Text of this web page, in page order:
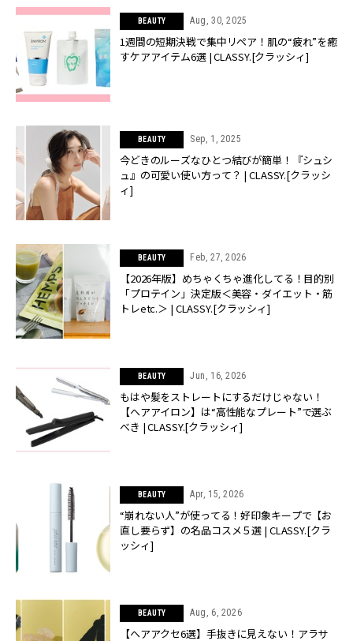
BEAUTY Aug, 30, 2025
1週間の短期決戦で集中リペア！肌の“疲れ”を癒
すケアアイテム6選 | CLASSY.[クラッシィ]
BEAUTY Sep, 1, 2025
今どきのルーズなひとつ結びが簡単！『シュシ
ュ』の可愛い使い方って？ | CLASSY.[クラッシ
ィ]
BEAUTY Feb, 27, 2026
【2026年版】めちゃくちゃ進化してる！目的別
「プロテイン」決定版＜美容・ダイエット・筋
トレetc.＞ | CLASSY.[クラッシィ]
BEAUTY Jun, 16, 2026
もはや髪をストレートにするだけじゃない！
【ヘアアイロン】は“高性能なプレート”で選ぶ
べき | CLASSY.[クラッシィ]
BEAUTY Apr, 15, 2026
“崩れない人”が使ってる！好印象キープで【お
直し要らず】の名品コスメ５選 | CLASSY.[クラ
ッシィ]
BEAUTY Aug, 6, 2026
【ヘアアクセ6選】手抜きに見えない！アラサ